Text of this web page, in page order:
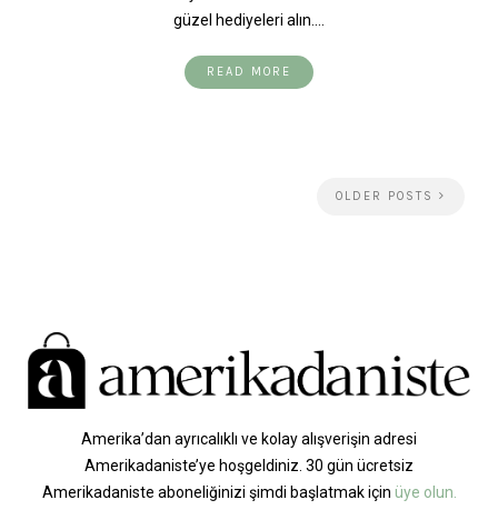
güzel hediyeleri alın.…
READ MORE
OLDER POSTS
Amerika’dan ayrıcalıklı ve kolay alışverişin adresi
Amerikadaniste’ye hoşgeldiniz. 30 gün ücretsiz
Amerikadaniste aboneliğinizi şimdi başlatmak için üye olun.